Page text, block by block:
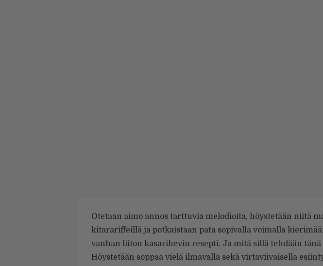
Otetaan aimo annos tarttuvia melodioita, höystetään niitä
kitarariffeillä ja potkaistaan pata sopivalla voimalla
vanhan liiton kasarihevin resepti. Ja mitä sillä tehdään tänä
Höystetään soppaa vielä ilmavalla sekä virtaviivaisella